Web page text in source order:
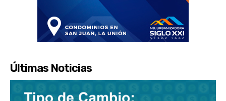
Últimas Noticias